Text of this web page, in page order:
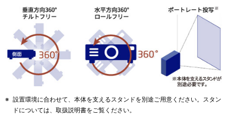
※ 設置環境に合わせて、本体を支えるスタンドを別途ご用意ください。スタン
ドについては、取扱説明書をご覧ください。